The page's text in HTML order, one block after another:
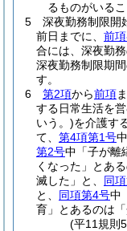
るものがいる
5
深夜勤務制限開
前日までに、 前
合には、深夜勤
深夜勤務制限期
す。
6
第2項から前項
する日常生活を
いう。)を介護す
て、 第4項第1号
第2号中「子が離
くなった」とあ
滅した」と、 同
と、 同項第4号中
育」とあるのは
(平11規則